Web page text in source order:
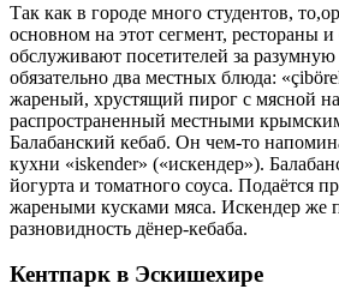
Так как в городе много студентов,
основном на этот сегмент, рестораны
обслуживают посетителей за
обязательно два местных блюда:
жареный, хрустящий пирог с мясной
распространенный местными
Балабанский кебаб. Он чем-то
кухни «iskender» («искендер»).
йогурта и томатного соуса. Подаётся
жареными кусками мяса. Искендер же
разновидность дёнер-кебаба.
Кентпарк в Эскишехире